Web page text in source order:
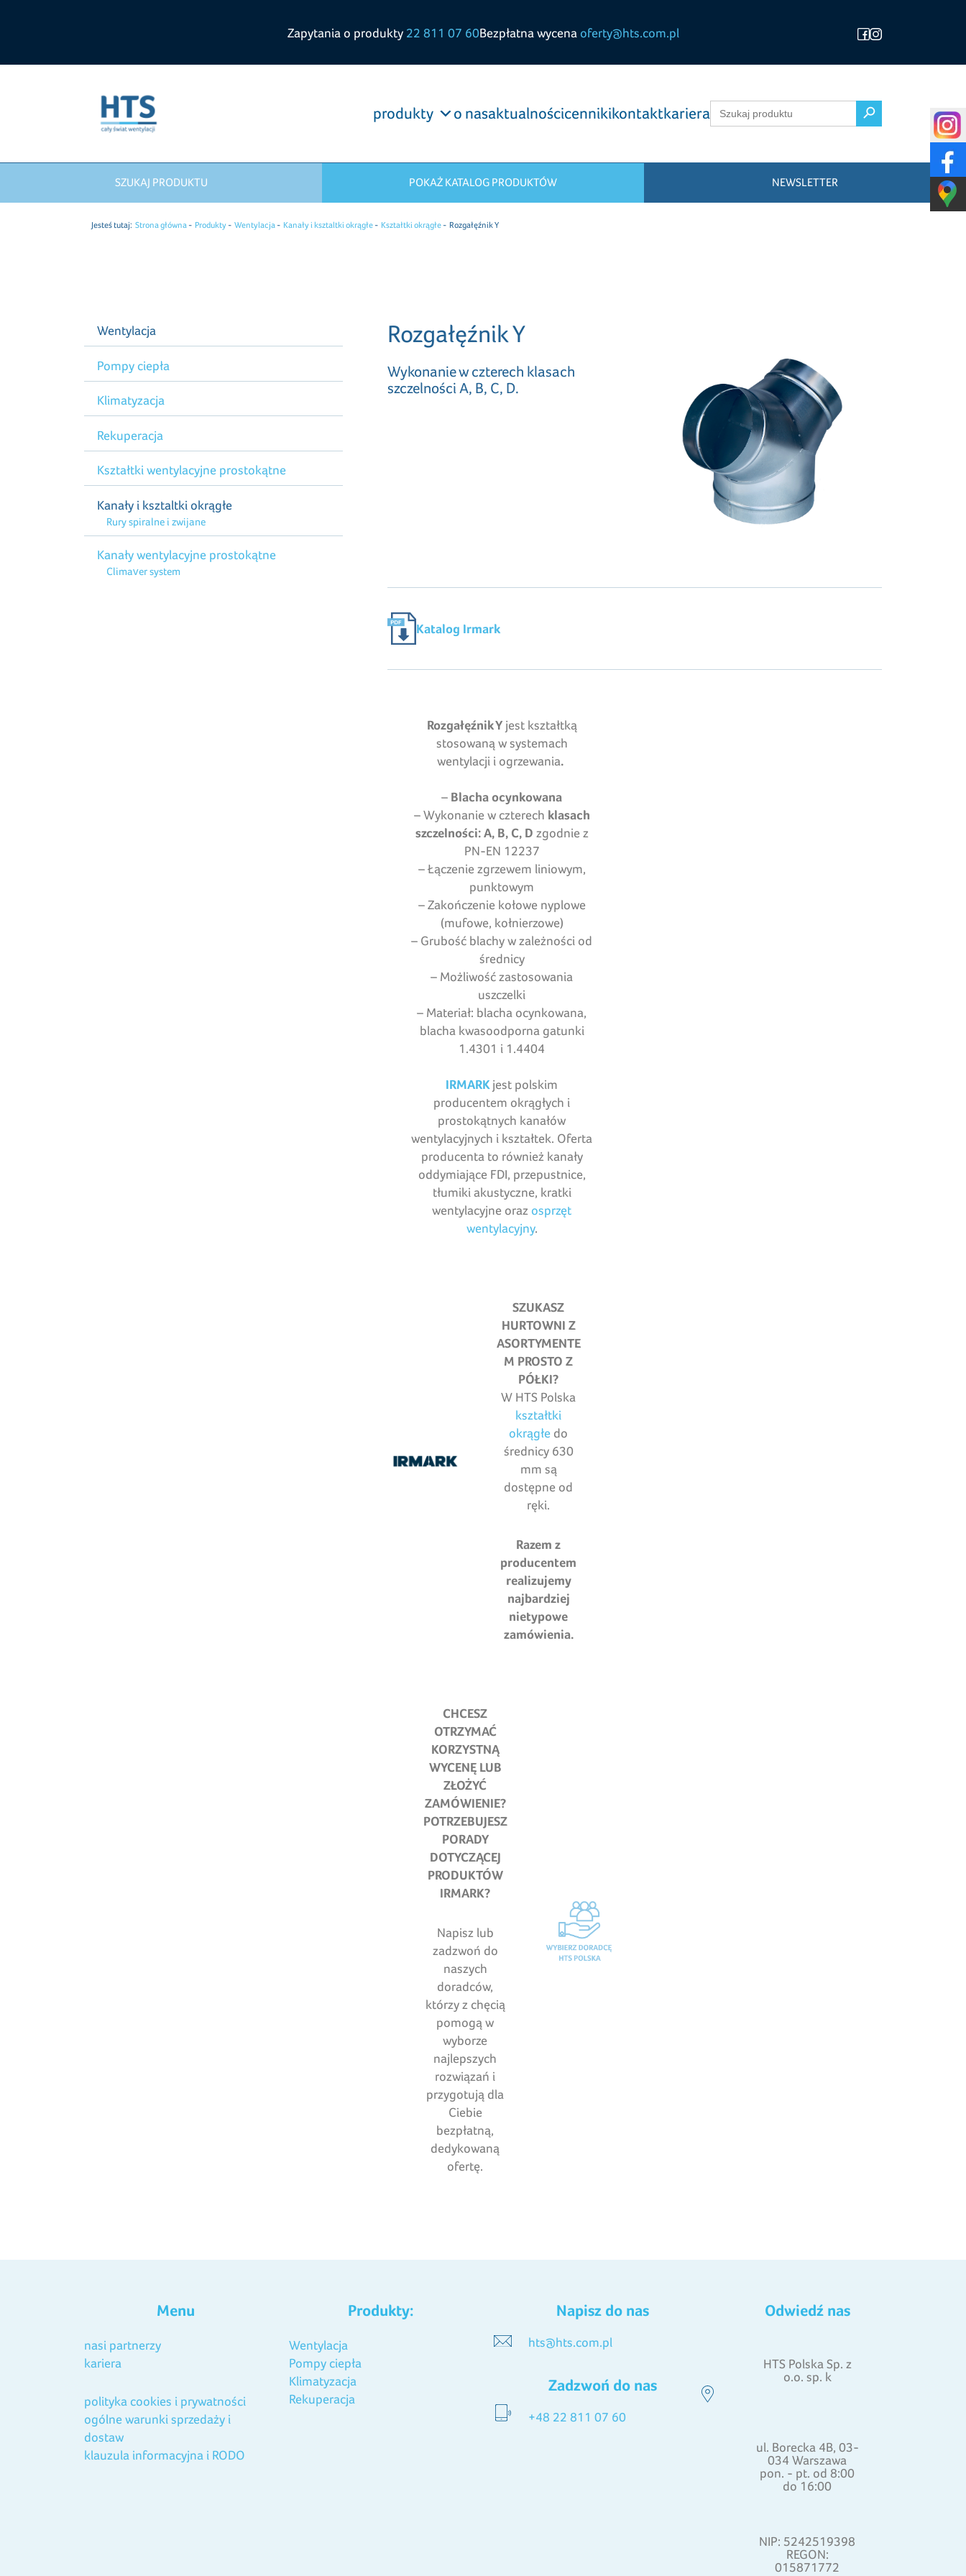
Zapytania o produkty 22 811 07 60Bezpłatna wycena oferty@hts.com.pl
produkty o nasaktualnościcennikikontaktkarieraSearch
for:
Search Button
SZUKAJ PRODUKTU POKAŻ KATALOG PRODUKTÓW NEWSLETTER
Jesteś tutaj: Strona główna Produkty Wentylacja Kanały i ksztaltki okrągłe Kształtki okrągłe Rozgałęźnik Y
Wentylacja
Pompy ciepła
Klimatyzacja
Rekuperacja
Kształtki wentylacyjne prostokątne
Kanały i ksztaltki okrągłe
Rury spiralne i zwijane
Kanały wentylacyjne prostokątne
Climaver system
Rozgałęźnik Y
Wykonanie w czterech klasach
szczelności A, B, C, D.
Katalog Irmark
Rozgałęźnik Yjest kształtką
stosowaną w systemach
wentylacji i ogrzewania.
– Blacha ocynkowana
– Wykonanie w czterech klasach
szczelności: A, B, C, D zgodnie z
PN-EN 12237
– Łączenie zgrzewem liniowym,
punktowym
– Zakończenie kołowe nyplowe
(mufowe, kołnierzowe)
– Grubość blachy w zależności od
średnicy
– Możliwość zastosowania
uszczelki
– Materiał: blacha ocynkowana,
blacha kwasoodporna gatunki
1.4301 i 1.4404
IRMARK jest polskim
producentem okrągłych i
prostokątnych kanałów
wentylacyjnych i kształtek. Oferta
producenta to również kanały
oddymiające FDI, przepustnice,
tłumiki akustyczne, kratki
wentylacyjne oraz osprzęt
wentylacyjny.
SZUKASZ
HURTOWNI Z
ASORTYMENTE
M PROSTO Z
PÓŁKI?
W HTS Polska
kształtki
okrągłe do
średnicy 630
mm są
dostępne od
ręki.
Razem z
producentem
realizujemy
najbardziej
nietypowe
zamówienia.
CHCESZ
OTRZYMAĆ
KORZYSTNĄ
WYCENĘ LUB
ZŁOŻYĆ
ZAMÓWIENIE?
POTRZEBUJESZ
PORADY
DOTYCZĄCEJ
PRODUKTÓW
IRMARK?
Napisz lub
zadzwoń do
naszych
doradców,
którzy z chęcią
pomogą w
wyborze
najlepszych
rozwiązań i
przygotują dla
Ciebie
bezpłatną,
dedykowaną
ofertę.
Menu
nasi partnerzy
kariera
polityka cookies i prywatności
ogólne warunki sprzedaży i
dostaw
klauzula informacyjna i RODO
Produkty:
Wentylacja
Pompy ciepła
Klimatyzacja
Rekuperacja
Napisz do nas
hts@hts.com.pl
Zadzwoń do nas
+48 22 811 07 60
Odwiedź nas
HTS Polska Sp. z
o.o. sp. k
ul. Borecka 4B, 03-
034 Warszawa
pon. - pt. od 8:00
do 16:00
NIP: 5242519398
REGON:
015871772